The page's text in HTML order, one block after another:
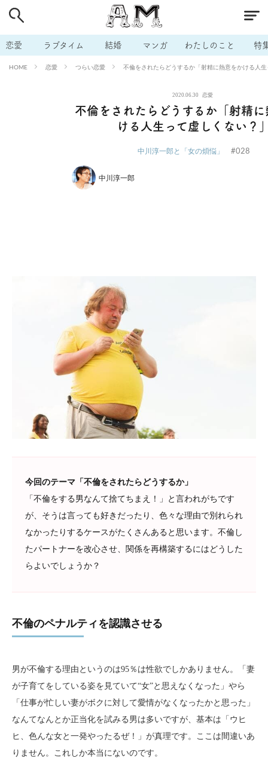
恋愛 ラブタイム 結婚 マンガ わたしのこと 特
HOME 恋愛 つらい恋愛 不倫をされたらどうするか「射精に熱意をかける人
2020.06.30 恋愛
不倫をされたらどうするか「射精
ける人生って虚しくない？
中川淳一郎と「女の煩悩」 #028
中川淳一郎
今回のテーマ「不倫をされたらどうするか」
「不倫をする男なんて捨てちまえ！」と言われがちです
が、そうは言っても好きだったり、色々な理由で別れられ
なかったりするケースがたくさんあると思います。不倫し
たパートナーを改心させ、関係を再構築するにはどうした
らよいでしょうか？
不倫のペナルティを認識させる
男が不倫する理由というのは95％は性欲でしかありません。「妻
が子育てをしている姿を見ていて“女”と思えなくなった」やら
「仕事が忙しい妻がボクに対して愛情がなくなったかと思った」
なんてなんとか正当化を試みる男は多いですが、基本は「ウヒ
ヒ、色んな女と一発やったるぜ！」が真理です。ここは間違いあ
りません。これしか本当にないのです。
# 男の本音 # セフレ # 不倫
# 出会う方法 # マッチングアプリ # ラブグッズ # 体の相